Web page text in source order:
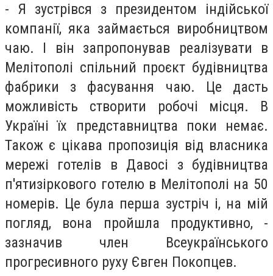
- Я зустрівся з президентом індійської
компанії, яка займається виробництвом
чаю. І він запропонував реалізувати в
Мелітополі спільний проєкт будівництва
фабрики з фасування чаю. Це дасть
можливість створити робочі місця. В
Україні їх представництва поки немає.
Також є цікава пропозиція від власника
мережі готелів в Давосі з будівництва
п'ятизіркового готелю в Мелітополі на 50
номерів. Це була перша зустріч і, на мій
погляд, вона пройшла продуктивно, -
зазначив член Всеукраїнського
прогресивного руху Євген Покопцев.